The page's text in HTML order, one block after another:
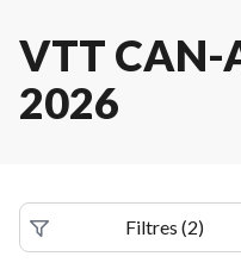
VTT CAN-
2026
Filtres (2)